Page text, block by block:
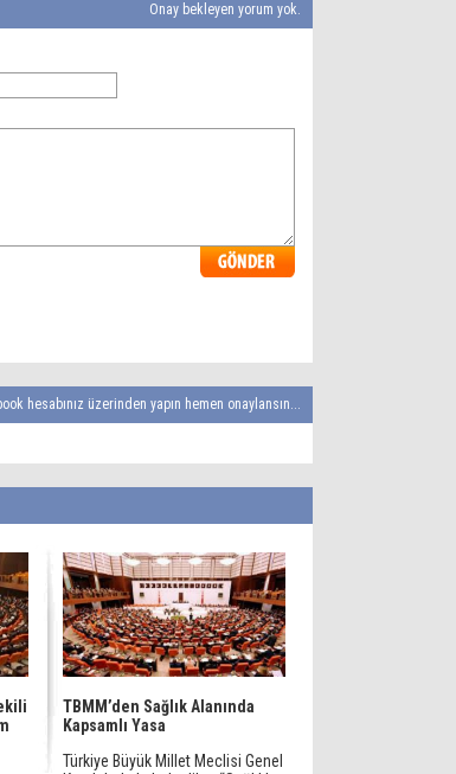
Onay bekleyen yorum yok.
hesabınız üzerinden yapın hemen onaylansın...
TBMM’den Sağlık Alanında
Kapsamlı Yasa
Türkiye Büyük Millet Meclisi Genel